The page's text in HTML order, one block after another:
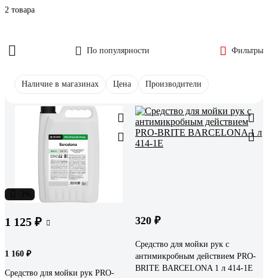
2 товара
По популярности Фильтры
Наличие в магазинах Цена Производители
1 125 ₽
1 160 ₽
Средство для мойки рук PRO-
320 ₽
Средство для мойки рук с
антимикробным действием PRO-
BRITE BARCELONA 1 л 414-1E